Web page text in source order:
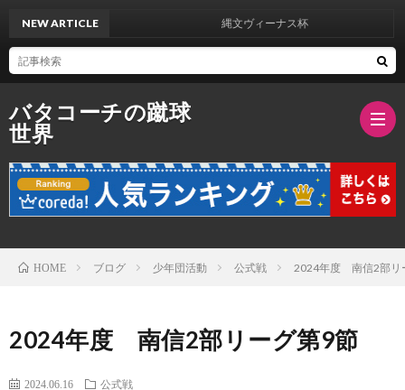
バタコーチの蹴球
世界
ブ
ロ
バ
NEW ARTICLE 縄文ヴィーナス杯
HOME ブログ 少年団活動 公式戦 2024年度 南信2部リ
2024年度 南信2部リーグ第9節
2024.06.16 公式戦